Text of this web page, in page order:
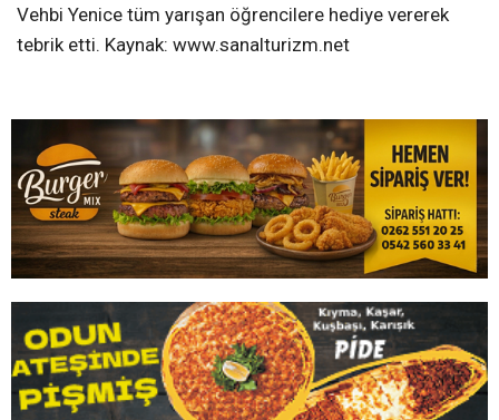
Vehbi Yenice tüm yarışan öğrencilere hediye vererek
tebrik etti. Kaynak: www.sanalturizm.net